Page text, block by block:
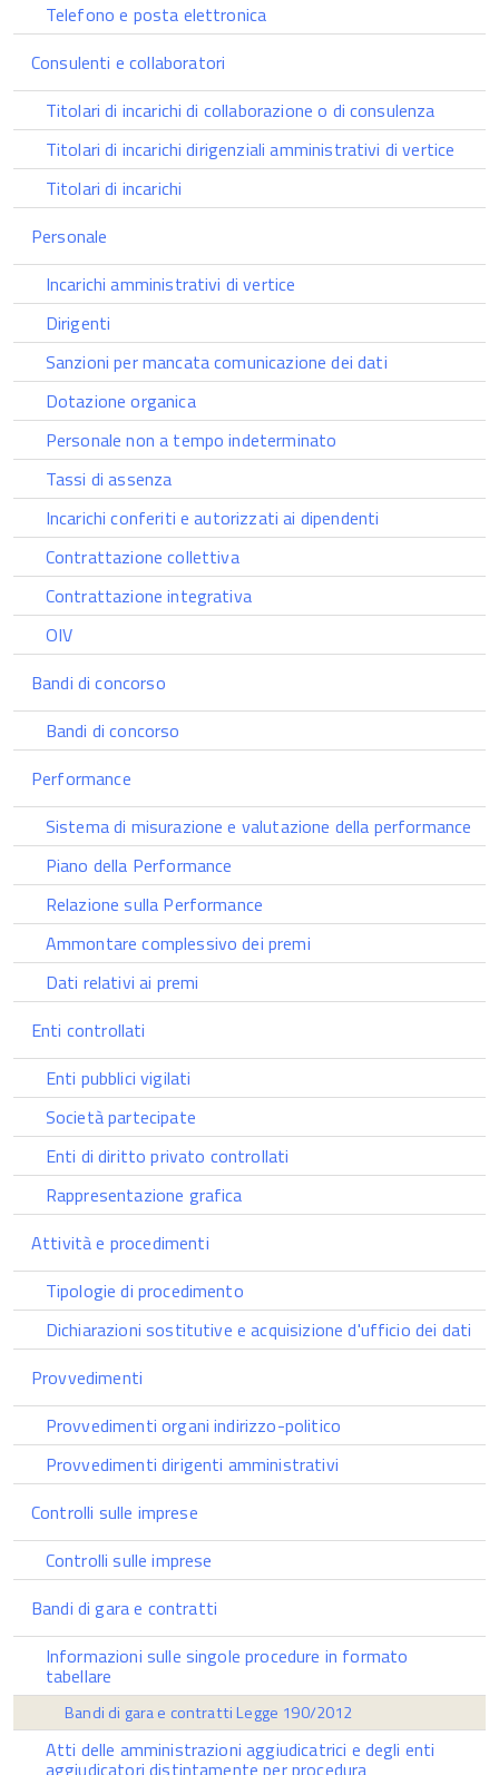
Telefono e posta elettronica
Consulenti e collaboratori
Titolari di incarichi di collaborazione o di consulenza
Titolari di incarichi dirigenziali amministrativi di vertice
Titolari di incarichi
Personale
Incarichi amministrativi di vertice
Dirigenti
Sanzioni per mancata comunicazione dei dati
Dotazione organica
Personale non a tempo indeterminato
Tassi di assenza
Incarichi conferiti e autorizzati ai dipendenti
Contrattazione collettiva
Contrattazione integrativa
OIV
Bandi di concorso
Bandi di concorso
Performance
Sistema di misurazione e valutazione della performance
Piano della Performance
Relazione sulla Performance
Ammontare complessivo dei premi
Dati relativi ai premi
Enti controllati
Enti pubblici vigilati
Società partecipate
Enti di diritto privato controllati
Rappresentazione grafica
Attività e procedimenti
Tipologie di procedimento
Dichiarazioni sostitutive e acquisizione d'ufficio dei dati
Provvedimenti
Provvedimenti organi indirizzo-politico
Provvedimenti dirigenti amministrativi
Controlli sulle imprese
Controlli sulle imprese
Bandi di gara e contratti
Informazioni sulle singole procedure in formato
tabellare
Bandi di gara e contratti Legge 190/2012
Atti delle amministrazioni aggiudicatrici e degli enti